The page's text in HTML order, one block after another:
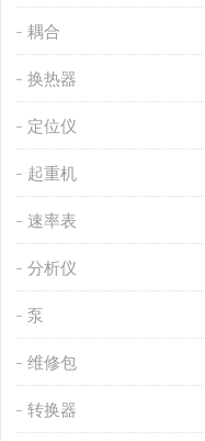
耦合
换热器
定位仪
起重机
速率表
分析仪
泵
维修包
转换器